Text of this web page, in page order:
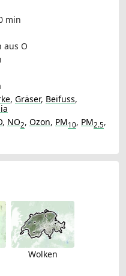
min
aus O
, Gräser, Beifuss,
, NO2, Ozon, PM10, PM2.5,
Wolken